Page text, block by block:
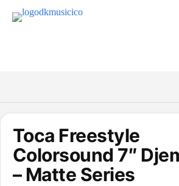
Toca Freestyle
Colorsound 7″
– Matte Series